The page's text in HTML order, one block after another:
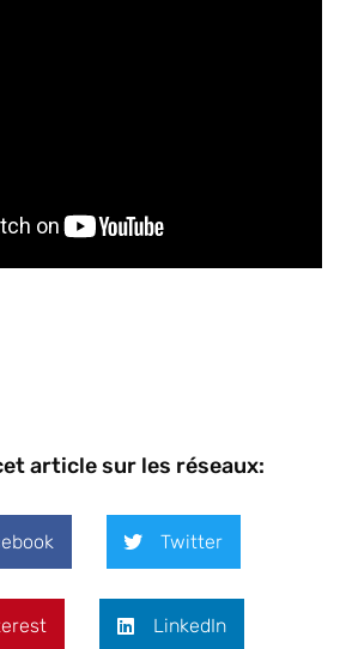
article sur les réseaux:
Twitter
LinkedIn